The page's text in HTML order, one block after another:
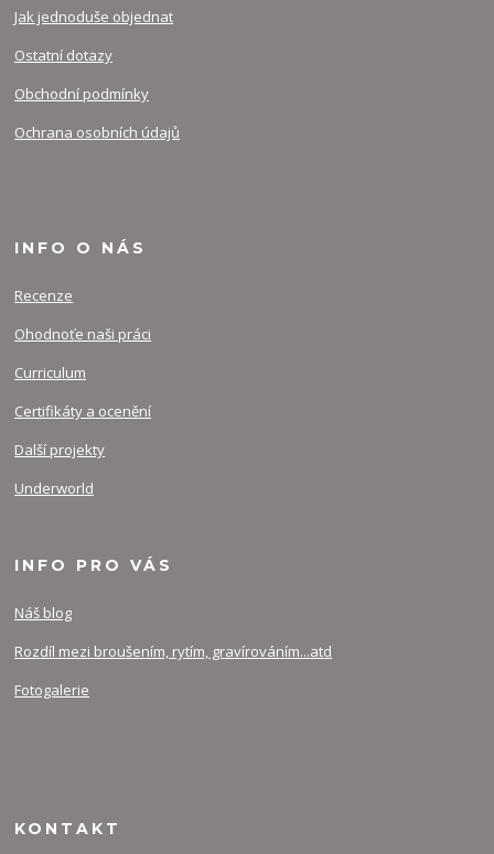
Jak jednoduše objednat
Ostatní dotazy
Obchodní podmínky
Ochrana osobních údajů
INFO O NÁS
Recenze
Ohodnoťe naši práci
Curriculum
Certifikáty a ocenění
Další projekty
Underworld
INFO PRO VÁS
Náš blog
Rozdíl mezi broušením, rytím, gravírováním...atd
Fotogalerie
KONTAKT